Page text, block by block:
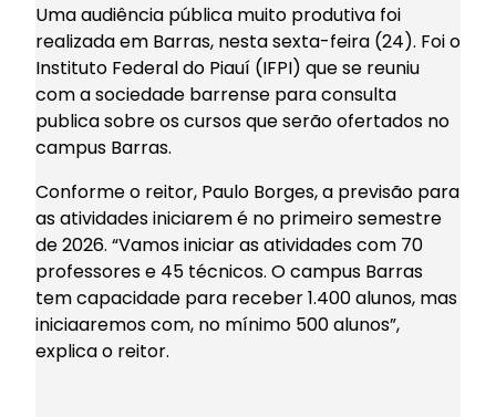
Uma audiência pública muito produtiva foi
realizada em Barras, nesta sexta-feira (24). Foi o
Instituto Federal do Piauí (IFPI) que se reuniu
com a sociedade barrense para consulta
publica sobre os cursos que serão ofertados no
campus Barras.
Conforme o reitor, Paulo Borges, a previsão para
as atividades iniciarem é no primeiro semestre
de 2026. “Vamos iniciar as atividades com 70
professores e 45 técnicos. O campus Barras
tem capacidade para receber 1.400 alunos, mas
iniciaaremos com, no mínimo 500 alunos”,
explica o reitor.